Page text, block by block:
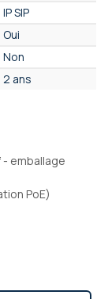
IP SIP
Oui
Non
2 ans
- emballage
PoE)